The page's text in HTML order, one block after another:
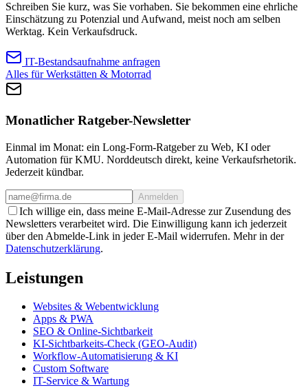
Schreiben Sie kurz, was Sie vorhaben. Sie bekommen eine ehrliche
Einschätzung zu Potenzial und Aufwand, meist noch am selben
Werktag. Kein Verkaufsdruck.
IT-Bestandsaufnahme anfragen
Alles für Werkstätten & Motorrad
Monatlicher Ratgeber-Newsletter
Einmal im Monat: ein Long-Form-Ratgeber zu Web, KI oder
Automation für KMU. Norddeutsch direkt, keine Verkaufsrhetorik.
Jederzeit kündbar.
Anmelden
Ich willige ein, dass meine E-Mail-Adresse zur Zusendung des
Newsletters verarbeitet wird. Die Einwilligung kann ich jederzeit
über den Abmelde-Link in jeder E-Mail widerrufen. Mehr in der
Datenschutzerklärung.
Leistungen
Websites & Webentwicklung
Apps & PWA
SEO & Online-Sichtbarkeit
KI-Sichtbarkeits-Check (GEO-Audit)
Workflow-Automatisierung & KI
Custom Software
IT-Service & Wartung